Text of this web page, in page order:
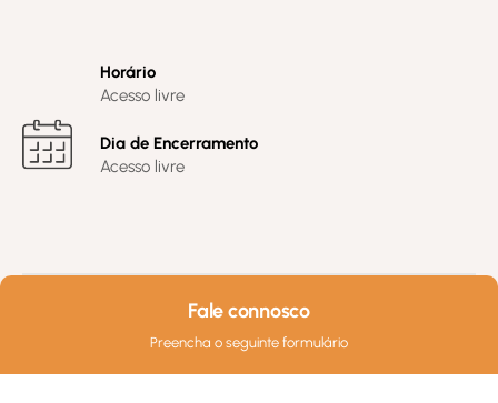
Horário
Acesso livre
Dia de Encerramento
Acesso livre
Fale connosco
Preencha o seguinte formulário